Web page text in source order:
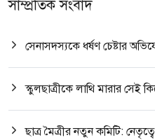
সাম্প্রতিক সংবাদ
সেনাসদস্যকে ধর্ষণ চেষ্টার
স্কুলছাত্রীকে লাথি মারার সেই
ছাত্র মৈত্রীর নতুন কমিটি: